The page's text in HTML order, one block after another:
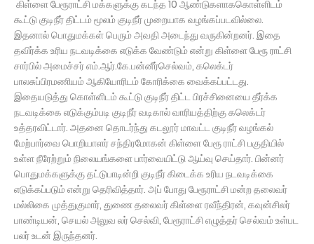
கிள்ளை பேரூராட்சி மக்களுக்கு கடந்த 10 ஆண்டுகளாககொள்ளிடம்
கூட்டு குடிநீர் திட்டம் மூலம் குடிநீர் முறையாக வழங்கப்படவில்லை.
இதனால் பொதுமக்கள் பெரும் அவதி அடைந்து வருகின்றனர். இதை
தவிர்க்க உரிய நடவடிக்கை எடுக்க வேண்டும் என்று கிள்ளை பேரூ ராட்சி
சார்பில் அமைச்சர் எம்.ஆர்.கே.பன்னீர்செல்வம், கலெக்டர்
பாலசுப்பிரமணியம் ஆகியோரிடம் கோரிக்கை வைக்கப்பட்டது.
இதையடுத்து கொள்ளிடம் கூட்டு குடிநீர் திட்ட பிரச்சினையை தீர்க்க
நடவடிக்கை எடுக்கும்படி குடிநீர் வடிகால் வாரியத்திற்கு கலெக்டர்
உத்தரவிட்டார். அதனை தொடர்ந்து கடலூர் மாவட்ட குடிநீர் வழங்கல்
மேற்பார்வை பொறியாளர் சந்திரமோகன் கிள்ளை பேரூ ராட்சி பகுதியில்
உள்ள நீரேற்றும் நிலையங்களை பார்வையிட்டு ஆய்வு செய்தார். பின்னர்
பொதுமக்களுக்கு தட்டுபாடின்றி குடிநீர் கிடைக்க உரிய நடவடிக்கை
எடுக்கப்படும் என்று தெரிவித்தார். அப் போது பேரூராட்சி மன்ற தலைவர்
மல்லிகை முத்துகுமார், துணை தலைவர் கிள்ளை ரவீந்திரன், கவுன்சிலர்
பாண்டியன், செயல் அலுவ லர் செல்வி, பேரூராட்சி எழுத்தர் செல்வம் உள்பட
பலர் உடன் இருந்தனர்.